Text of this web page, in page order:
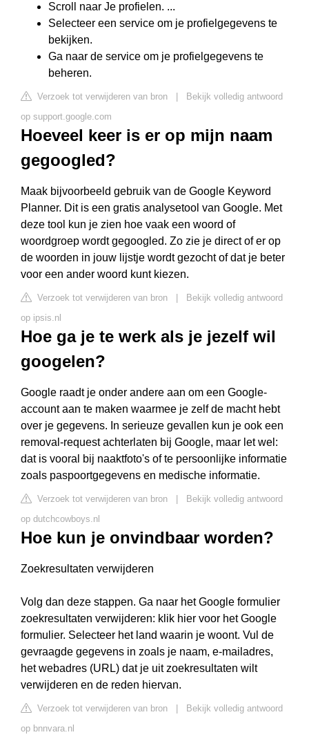
Scroll naar Je profielen. ...
Selecteer een service om je profielgegevens te
bekijken.
Ga naar de service om je profielgegevens te
beheren.
Verzoek tot verwijderen van bron
Bekijk volledig antwoord
op support.google.com
Hoeveel keer is er op mijn naam
gegoogled?
Maak bijvoorbeeld gebruik van de Google Keyword
Planner. Dit is een gratis analysetool van Google. Met
deze tool kun je zien hoe vaak een woord of
woordgroep wordt gegoogled. Zo zie je direct of er op
de woorden in jouw lijstje wordt gezocht of dat je beter
voor een ander woord kunt kiezen.
Verzoek tot verwijderen van bron
Bekijk volledig antwoord
op ipsis.nl
Hoe ga je te werk als je jezelf wil
googelen?
Google raadt je onder andere aan om een Google-
account aan te maken waarmee je zelf de macht hebt
over je gegevens. In serieuze gevallen kun je ook een
removal-request achterlaten bij Google, maar let wel:
dat is vooral bij naaktfoto's of te persoonlijke informatie
zoals paspoortgegevens en medische informatie.
Verzoek tot verwijderen van bron
Bekijk volledig antwoord
op dutchcowboys.nl
Hoe kun je onvindbaar worden?
Zoekresultaten verwijderen
Volg dan deze stappen. Ga naar het Google formulier
zoekresultaten verwijderen: klik hier voor het Google
formulier. Selecteer het land waarin je woont. Vul de
gevraagde gegevens in zoals je naam, e-mailadres,
het webadres (URL) dat je uit zoekresultaten wilt
verwijderen en de reden hiervan.
Verzoek tot verwijderen van bron
Bekijk volledig antwoord
op bnnvara.nl